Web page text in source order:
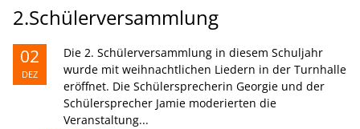
2.Schülerversammlung
02
DEZ
Die 2. Schülerversammlung in diesem Schuljahr
wurde mit weihnachtlichen Liedern in der Turnhalle
eröffnet. Die Schülersprecherin Georgie und der
Schülersprecher Jamie moderierten die
Veranstaltung...